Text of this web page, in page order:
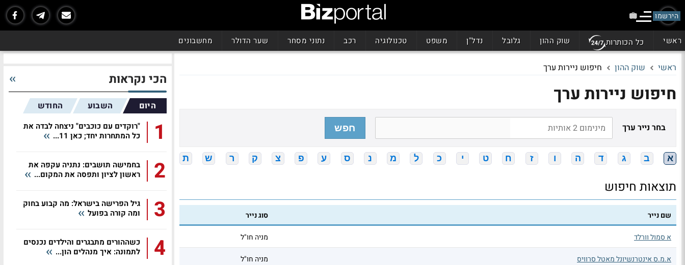
הירשמו
ראשי כל הכותרות שוק ההון גלובל נדל"ן משפט טכנולוגיה רכב נתוני מסחר שער הדולר מחשבונים
ראשי שוק ההון חיפוש ניירות ערך
חיפוש ניירות ערך
בחר נייר ערך חפש
א ב ג ד ה ו ז ח ט י כ ל מ נ ס ע פ צ ק ר ש ת
תוצאות חיפוש
שם נייר סוג נייר
א סמול וורלד מניה חו"ל
א.מ.ס אינטרנשיונל מאטל סרוויס מניה חו"ל
הכי נקראות
היום השבוע החודש
1
"רוקדים עם כוכבים" ניצחה לבדה את
כל המתחרות יחד; כאן 11...
2
בחמישה תושבים: נתניה עקפה את
ראשון לציון ותפסה את המקום...
3
גיל הפרישה בישראל: מה קבוע בחוק
ומה קורה בפועל
4
כשההורים מתבגרים והילדים נכנסים
לתמונה: איך מנהלים הון...